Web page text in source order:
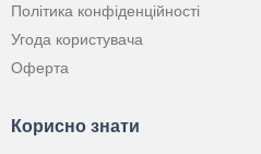
Політика конфіденційності
Угода користувача
Оферта
Корисно знати